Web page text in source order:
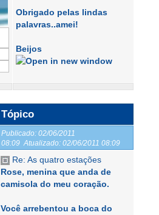
Obrigado pelas lindas
palavras..amei!
Beijos
Tópico
Publicado: 02/06/2011
08:09 Atualizado: 02/06/2011 08:09
Re: As quatro estações
Rose, menina que anda de
camisola do meu coração.
Você arrebentou a boca do